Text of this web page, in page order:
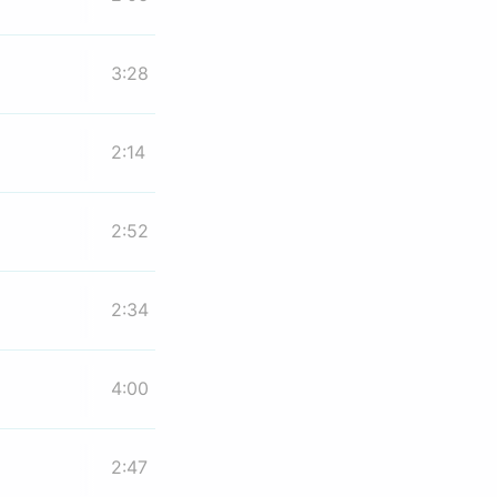
3:28
2:14
2:52
2:34
4:00
2:47